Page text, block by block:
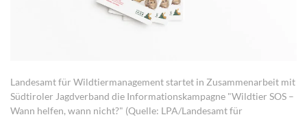
Landesamt für Wildtiermanagement startet in Zusammenarbeit mit
Südtiroler Jagdverband die Informationskampagne "Wildtier SOS –
Wann helfen, wann nicht?" (Quelle: LPA/Landesamt für